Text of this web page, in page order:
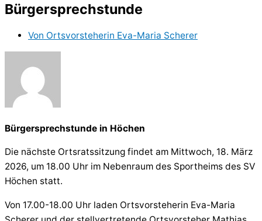
Bürgersprechstunde
Von Ortsvorsteherin Eva-Maria Scherer
Bürgersprechstunde in Höchen
Die nächste Ortsratssitzung findet am Mittwoch, 18. März
2026, um 18.00 Uhr im Nebenraum des Sportheims des SV
Höchen statt.
Von 17.00-18.00 Uhr laden Ortsvorsteherin Eva-Maria